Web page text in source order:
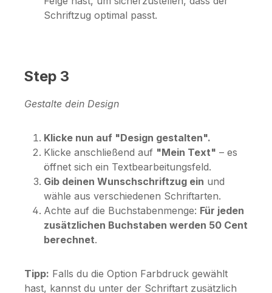
Schriftzug optimal passt.
Step 3
Gestalte dein Design
Klicke nun auf "Design gestalten".
Klicke anschließend auf "Mein Text" – es
öffnet sich ein Textbearbeitungsfeld.
Gib deinen Wunschschriftzug ein und
wähle aus verschiedenen Schriftarten.
Achte auf die Buchstabenmenge: Für jeden
zusätzlichen Buchstaben werden 50 Cent
berechnet.
Tipp: Falls du die Option Farbdruck gewählt
hast, kannst du unter der Schriftart zusätzlich